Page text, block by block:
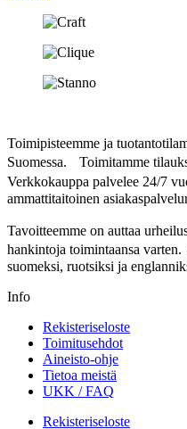
Toimipisteemme ja
Suomessa. Toimitamme
Verkkokauppa palvelee 24/7
ammattitaitoinen
Tavoitteemme on auttaa
hankintoja toimintaansa
suomeksi, ruotsiksi ja
Info
Rekisteriseloste
Toimitusehdot
Aineisto-ohje
Tietoa meistä
UKK / FAQ
Rekisteriseloste